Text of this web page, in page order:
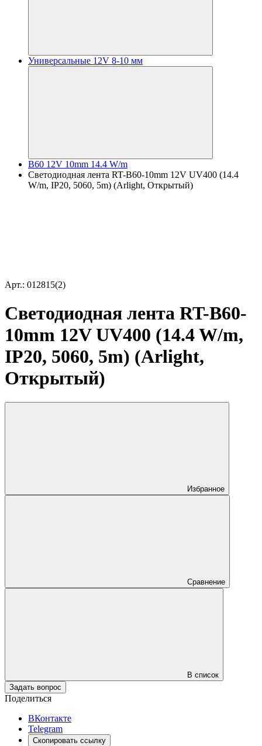
Универсальные 12V 8-10 мм
B60 12V 10mm 14.4 W/m
Светодиодная лента RT-B60-10mm 12V UV400 (14.4
W/m, IP20, 5060, 5m) (Arlight, Открытый)
Арт.: 012815(2)
Светодиодная лента RT-B60-
10mm 12V UV400 (14.4 W/m,
IP20, 5060, 5m) (Arlight,
Открытый)
Избранное
Сравнение
В список
Задать вопрос
Поделиться
ВКонтакте
Telegram
Скопировать ссылку